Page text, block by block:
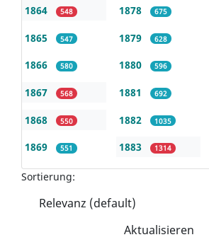
1864 548
1865 547
1866 580
1867 568
1868 550
1869 551
1878 675
1879 628
1880 596
1881 692
1882 1035
1883 1314
Sortierung:
Aktualisieren